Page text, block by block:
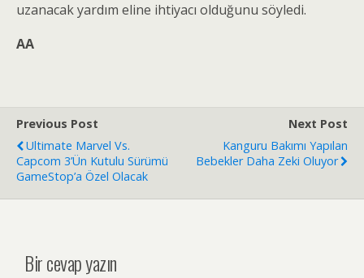
uzanacak yardım eline ihtiyacı olduğunu söyledi.
AA
Previous Post
Ultimate Marvel Vs.
Capcom 3’ün Kutulu Sürümü
GameStop’a Özel Olacak
Next Post
Kanguru Bakımı Yapılan
Bebekler Daha Zeki Oluyor
Bir cevap yazın